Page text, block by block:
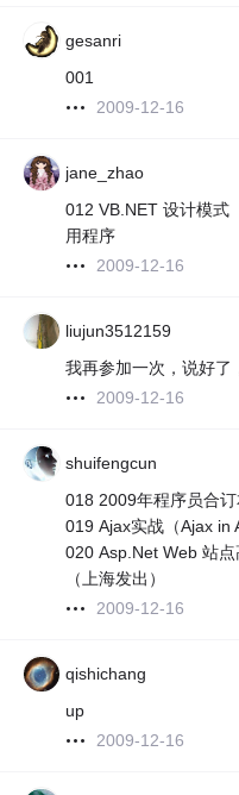
gesanri
001
2009-12-16
jane_zhao
012 VB.NET 设计模
用程序
2009-12-16
liujun3512159
我再参加一次，说好了
2009-12-16
shuifengcun
018 2009年程序员合订
019 Ajax实战（Ajax in
020 Asp.Net Web 站
（上海发出）
2009-12-16
qishichang
up
2009-12-16